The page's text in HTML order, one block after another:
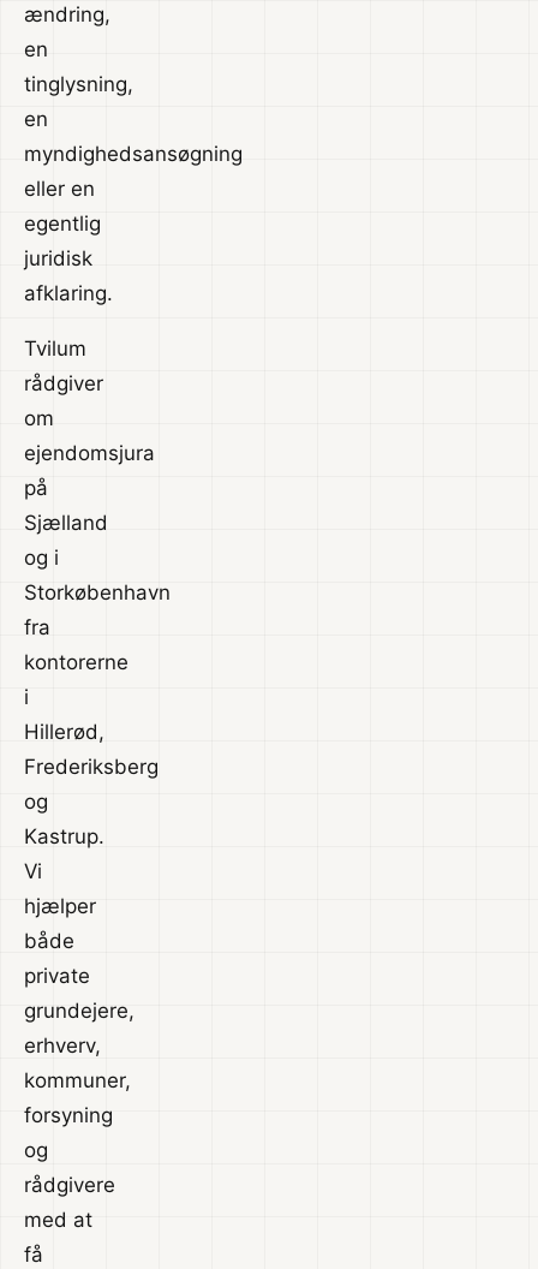
ændring,
en
tinglysning,
en
myndighedsansøgning
eller en
egentlig
juridisk
afklaring.
Tvilum
rådgiver
om
ejendomsjura
på
Sjælland
og i
Storkøbenhavn
fra
kontorerne
i
Hillerød,
Frederiksberg
og
Kastrup.
Vi
hjælper
både
private
grundejere,
erhverv,
kommuner,
forsyning
og
rådgivere
med at
få